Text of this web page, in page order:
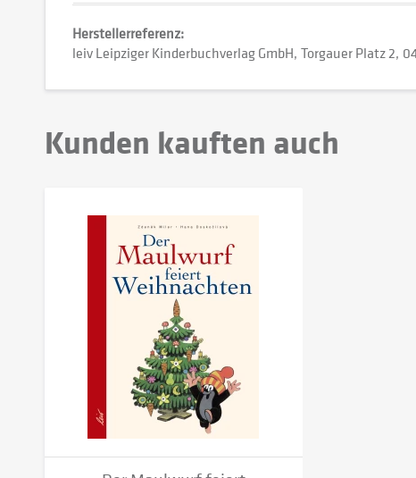
Herstellerreferenz:
leiv Leipziger Kinderbuchverlag GmbH Torgauer Platz 2
Kunden kauften auch